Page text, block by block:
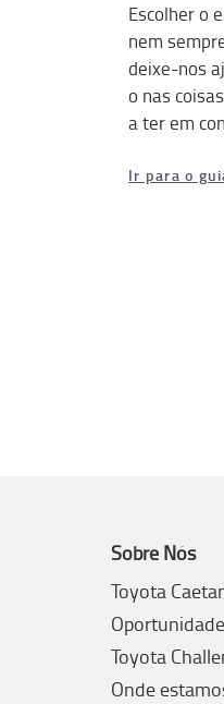
Escolher o
nem
deixe-nos
o nas
a ter em
Ir para o
Sobre Nós
Toyota
Toyota
Onde